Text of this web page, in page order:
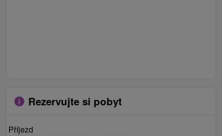
Rezervujte si pobyt
Příjezd